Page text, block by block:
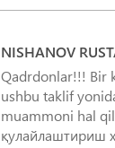
NISHANOV
Qadrdonlar!!! Bir
ushbu taklif
muammoni hal
қулайлаштириш